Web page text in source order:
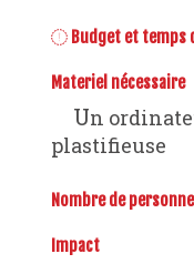
Budget et temps
Materiel nécessaire
Un ordinateur, une imprimante, une
plastifieuse
Nombre de
Impact